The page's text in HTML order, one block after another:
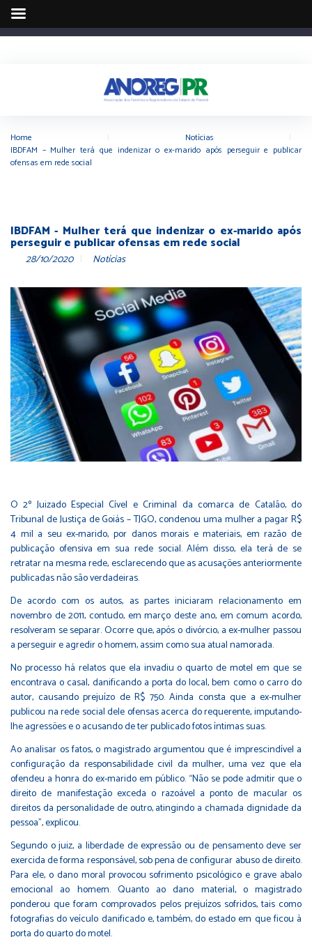
Home Notícias
IBDFAM – Mulher terá que indenizar o ex-marido após perseguir e publicar
ofensas em rede social
IBDFAM - Mulher terá que indenizar o ex-marido após
perseguir e publicar ofensas em rede social
28/10/2020 Notícias
O 2º Juizado Especial Cível e Criminal da comarca de Catalão, do
Tribunal de Justiça de Goiás – TJGO, condenou uma mulher a pagar R$
4 mil a seu ex-marido, por danos morais e materiais, em razão de
publicação ofensiva em sua rede social. Além disso, ela terá de se
retratar na mesma rede, esclarecendo que as acusações anteriormente
publicadas não são verdadeiras.
De acordo com os autos, as partes iniciaram relacionamento em
novembro de 2011, contudo, em março deste ano, em comum acordo,
resolveram se separar. Ocorre que, após o divórcio, a ex-mulher passou
a perseguir e agredir o homem, assim como sua atual namorada.
No processo há relatos que ela invadiu o quarto de motel em que se
encontrava o casal, danificando a porta do local, bem como o carro do
autor, causando prejuízo de R$ 750. Ainda consta que a ex-mulher
publicou na rede social dele ofensas acerca do requerente, imputando-
lhe agressões e o acusando de ter publicado fotos íntimas suas.
Ao analisar os fatos, o magistrado argumentou que é imprescindível a
configuração da responsabilidade civil da mulher, uma vez que ela
ofendeu a honra do ex-marido em público. “Não se pode admitir que o
direito de manifestação exceda o razoável a ponto de macular os
direitos da personalidade de outro, atingindo a chamada dignidade da
pessoa”, explicou.
Segundo o juiz, a liberdade de expressão ou de pensamento deve ser
exercida de forma responsável, sob pena de configurar abuso de direito.
Para ele, o dano moral provocou sofrimento psicológico e grave abalo
emocional ao homem. Quanto ao dano material, o magistrado
ponderou que foram comprovados pelos prejuízos sofridos, tais como
fotografias do veículo danificado e, também, do estado em que ficou à